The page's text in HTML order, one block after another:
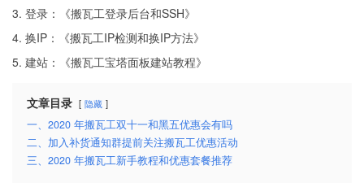
3. 登录：《搬瓦工登录后台和SSH》
4. 换IP：《搬瓦工IP检测和换IP方法》
5. 建站：《搬瓦工宝塔面板建站教程》
文章目录 隐藏
一、2020 年搬瓦工双十一和黑五优惠会有吗
二、加入补货通知群提前关注搬瓦工优惠活动
三、2020 年搬瓦工新手教程和优惠套餐推荐